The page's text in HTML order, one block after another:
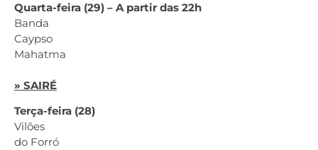
Quarta-feira (29) – A partir das 22h
Banda
Caypso
Mahatma
» SAIRÉ
Terça-feira (28)
Vilões
do Forró